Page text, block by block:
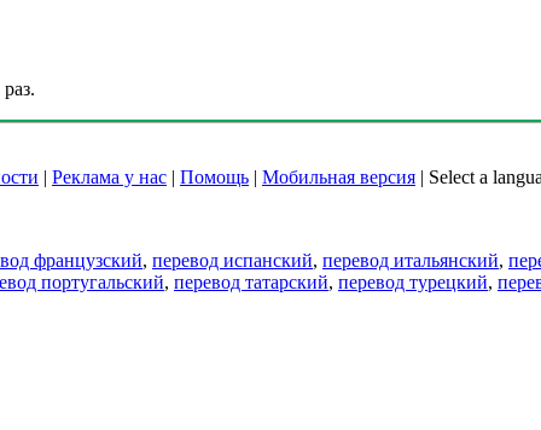
| Реклама у нас | Помощь | Мобильная версия | Select a
французский, перевод испанский, перевод итальянский,
португальский, перевод татарский, перевод турецкий,